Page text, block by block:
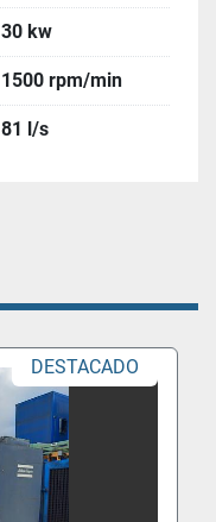
30 kw
1500 rpm/min
81 l/s
DESTACADO